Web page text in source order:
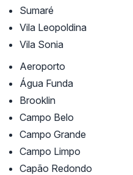
Sumaré
Vila Leopoldina
Vila Sonia
Aeroporto
Água Funda
Brooklin
Campo Belo
Campo Grande
Campo Limpo
Capão Redondo